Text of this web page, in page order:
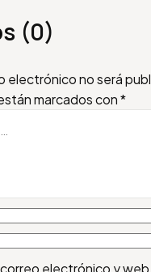
(0)
electrónico no será
marcados con*
electrónico y